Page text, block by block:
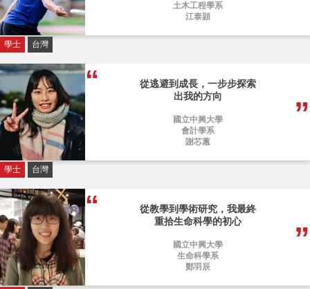
土木工程學系
江泰頴
學士 台灣
從逃避到成長，一步步探索
出我的方向
國立中興大學
會計學系
謝芯蕙
學士 台灣
從教學到學術研究，我最終
重拾生命科學的初心
國立中興大學
生命科學系
鄭羽辰